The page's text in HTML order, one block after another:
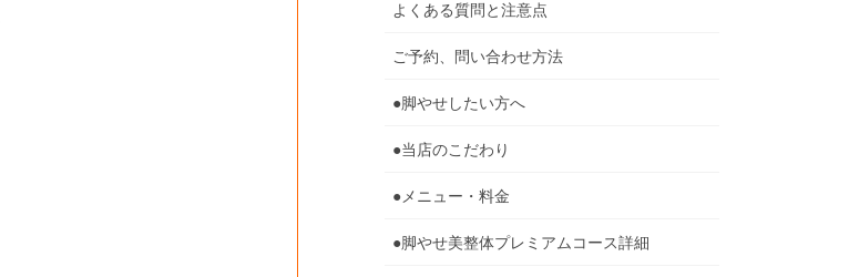
よくある質問と注意点
ご予約、問い合わせ方法
●脚やせしたい方へ
●当店のこだわり
●メニュー・料金
●脚やせ美整体プレミアムコース詳細